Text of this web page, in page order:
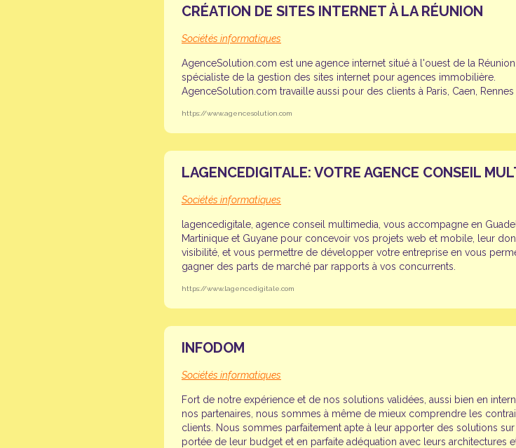
CRÉATION DE SITES INTERNET À LA RÉUNION
Sociétés informatiques
AgenceSolution.com est une agence internet situé à l'ouest de la
spécialiste de la gestion des sites internet pour agences immobilière.
AgenceSolution.com travaille aussi pour des clients à Paris, Caen,
https://www.agencesolution.com
LAGENCEDIGITALE: VOTRE AGENCE CONSEIL
Sociétés informatiques
lagencedigitale, agence conseil multimedia, vous accompagne en
Martinique et Guyane pour concevoir vos projets web et mobile, leur
visibilité, et vous permettre de développer votre entreprise en vous
gagner des parts de marché par rapports à vos concurrents.
https://www.lagencedigitale.com
INFODOM
Sociétés informatiques
Fort de notre expérience et de nos solutions validées, aussi bien en
nos partenaires, nous sommes à même de mieux comprendre les
clients. Nous sommes parfaitement apte à leur apporter des solutions sur
portée de leur budget et en parfaite adéquation avec leurs architectures